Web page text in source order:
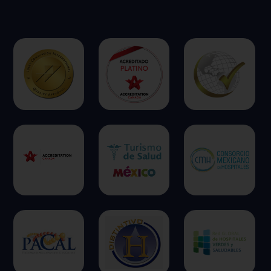
Cookies de funcionalidad
Cookies de rendimiento
Rechazar todas
Confirmar mis preferencias